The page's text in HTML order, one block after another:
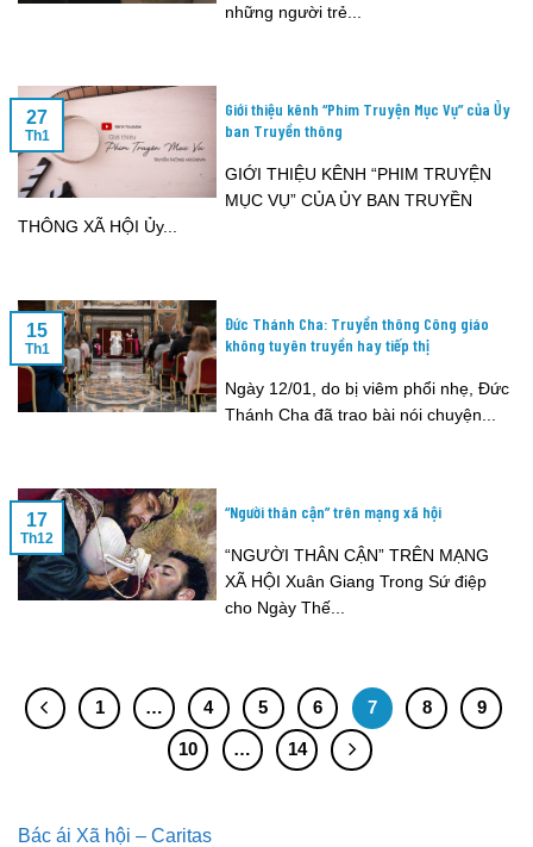
những người trẻ...
Giới thiệu kênh “Phim Truyện Mục Vụ” của Ủy
ban Truyền thông
GIỚI THIỆU KÊNH “PHIM TRUYỆN
MỤC VỤ” CỦA ỦY BAN TRUYỀN
THÔNG XÃ HỘI Ủy...
27
Th1
Đức Thánh Cha: Truyền thông Công giáo
không tuyên truyền hay tiếp thị
Ngày 12/01, do bị viêm phổi nhẹ, Đức
Thánh Cha đã trao bài nói chuyện...
15
Th1
“Người thân cận” trên mạng xã hội
“NGƯỜI THÂN CẬN” TRÊN MẠNG
XÃ HỘI Xuân Giang Trong Sứ điệp
cho Ngày Thế...
17
Th12
1 … 4 5 6 7 8 9
10 … 14
Bác ái Xã hội – Caritas